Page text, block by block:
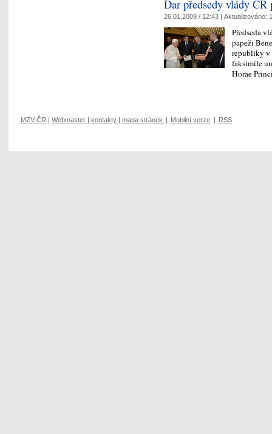
Dar předsedy vlády
26.01.2009 / 12:43 | Aktualizováno:
Předseda
papeži
republiky v
faksimile
Horae
MZV ČR | Webmaster | kontakty | mapa stránek | Mobilní verze | RSS